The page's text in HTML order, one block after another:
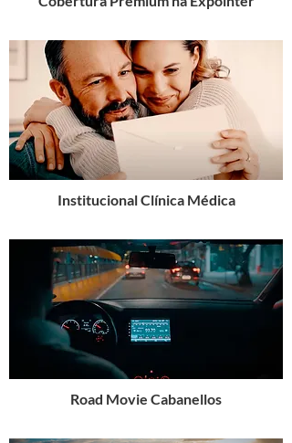
Institucional Clínica Médica
Road Movie Cabanellos